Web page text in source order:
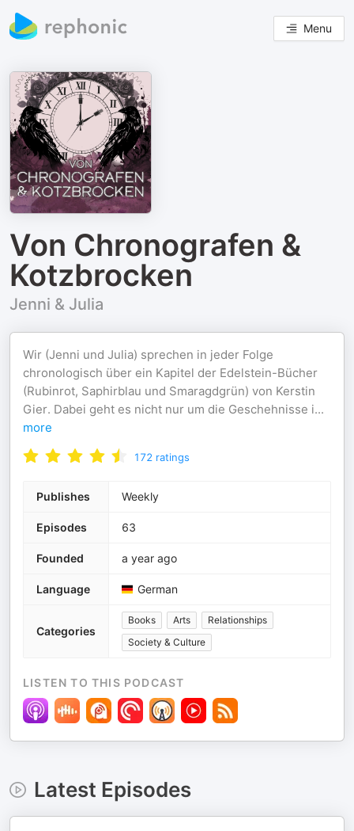
Menu
Von Chronografen &
Kotzbrocken
Jenni & Julia
Wir (Jenni und Julia) sprechen in jeder Folge
chronologisch über ein Kapitel der Edelstein-Bücher
(Rubinrot, Saphirblau und Smaragdgrün) von Kerstin
Gier. Dabei geht es nicht nur um die Geschehnisse i...
more
172 ratings
Publishes Weekly
Episodes 63
Founded a year ago
Language German
Categories
Books Arts
Relationships
Society & Culture
LISTEN TO THIS PODCAST
Latest Episodes